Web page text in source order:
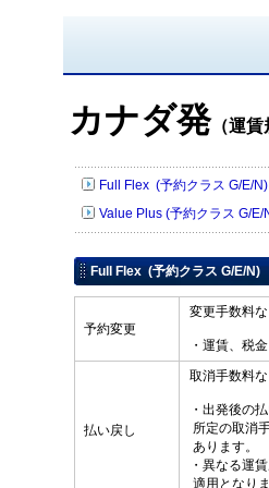
カナダ発（運賃
Full Flex (予約クラス G/E/N)
Value Plus (予約クラス G/E/
Full Flex (予約クラス G/E/N)
予約変更
変更手数料な
・運賃、税
払い戻し
取消手数料な
・出発後の
所定の取消
あります。
・異なる運
適用となりま